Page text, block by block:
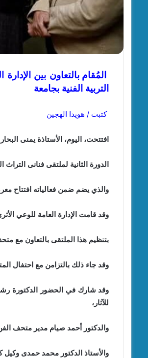
المُقام بالتعاون بين
التربية الفنية بجامعة
كتبت / هويدا الهجين
افتتحت، اليوم، الأستاذة يمنى
الدورة الثانية لملتقى فنانى
والذي يضم ضمن فعالياته افتتاح
وقد قامت الإدارة العامة للوعي
بتنظيم هذا الملتقى بالتعاون مع
وقد جاء ذلك بالتزامن مع احتفال المتحف بمرور 121 عام على إنشائه والذي
وقد شارك في الحضور الدكتورة رشا
للآثار،
والدكتور أحمد صيام مدير متحف
والأستاذ الدكتور محمد حمدى وكيل